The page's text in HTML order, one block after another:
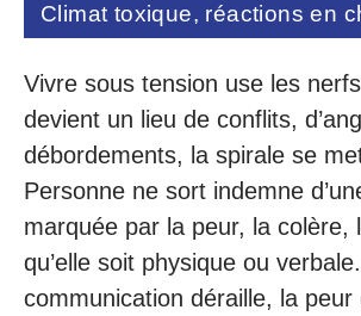
Climat toxique, réactions en
Vivre sous tension use les
devient un lieu de conflits,
débordements, la spirale se
Personne ne sort indemne
marquée par la peur, la colère,
qu’elle soit physique ou
communication déraille, la